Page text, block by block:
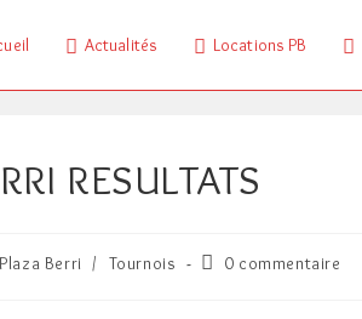
Actualités Locations PB
RESULTATS
Berri / Tournois
Commentaires
0 commentaire